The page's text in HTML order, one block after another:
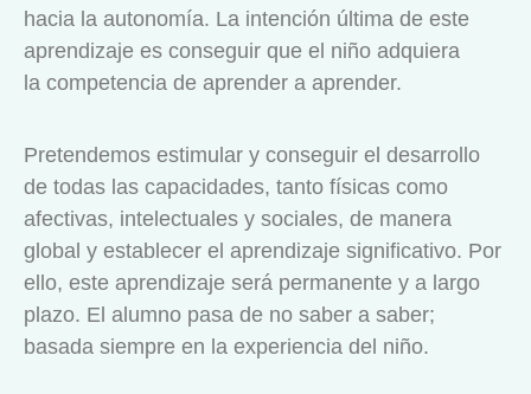
hacia la autonomía. La intención última de este
aprendizaje es conseguir que el niño adquiera
la competencia de aprender a aprender.
Pretendemos estimular y conseguir el desarrollo
de todas las capacidades, tanto físicas como
afectivas, intelectuales y sociales, de manera
global y establecer el aprendizaje significativo. Por
ello, este aprendizaje será permanente y a largo
plazo. El alumno pasa de no saber a saber;
basada siempre en la experiencia del niño.